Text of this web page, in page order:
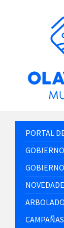
PORTAL
CAMPAÑAS